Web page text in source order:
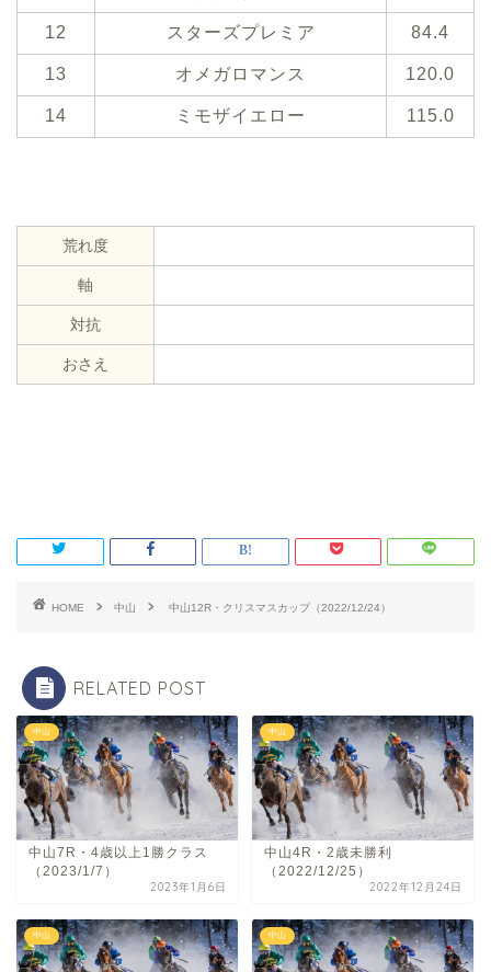
12 スターズプレミア 84.4
13 オメガロマンス 120.0
14 ミモザイエロー 115.0
荒れ度
軸
対抗
おさえ
HOME 中山 中山12R・クリスマスカップ（2022/12/24）
RELATED POST
中山
中山7R・4歳以上1勝クラス
（2023/1/7）
2023年1月6日
中山
中山4R・2歳未勝利
（2022/12/25）
2022年12月24日
中山 中山